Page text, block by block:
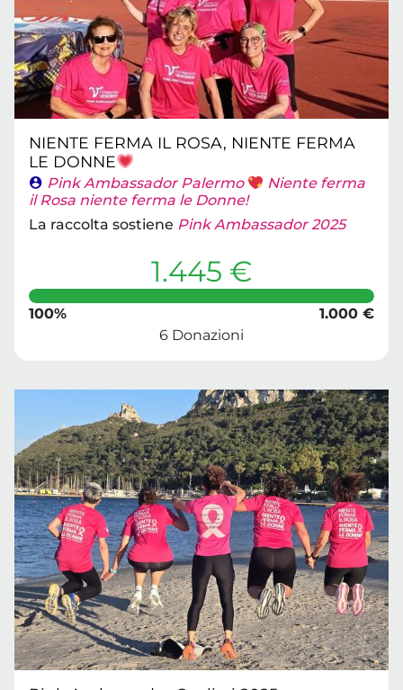
NIENTE FERMA IL ROSA, NIENTE FERMA
LE DONNE
Pink Ambassador Palermo
Niente ferma
il Rosa niente ferma le Donne!
La raccolta sostiene Pink Ambassador 2025
1.445 €
100%
1.000 €
6 Donazioni